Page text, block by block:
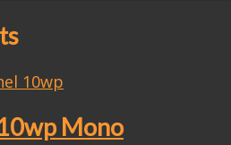
Mono